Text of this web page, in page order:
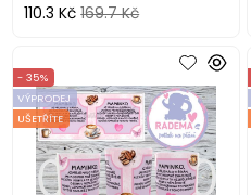
110.3 Kč 169.7 Kč
- 35%
VÝPRODEJ
UŠETŘÍTE